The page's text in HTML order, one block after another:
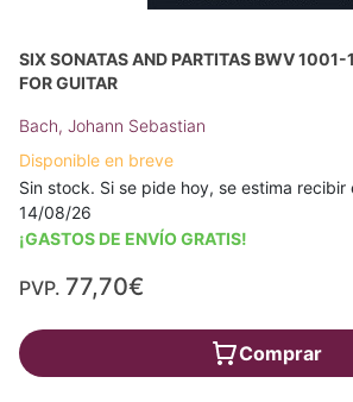
SIX SONATAS AND PARTITAS BWV
FOR GUITAR
Bach, Johann Sebastian
Disponible en breve
Sin stock. Si se pide hoy, se estima recibir
14/08/26
¡GASTOS DE ENVÍO GRATIS!
PVP. 77,70€
Comprar